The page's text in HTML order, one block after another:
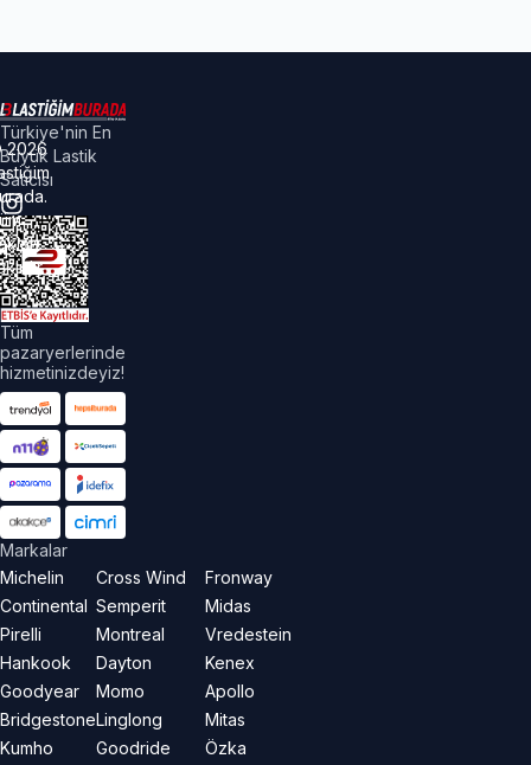
Türkiye'nin En
Büyük Lastik
Satıcısı
Tüm
pazaryerlerinde
hizmetinizdeyiz!
Markalar
Michelin
Continental
Pirelli
Hankook
Goodyear
Bridgestone
Kumho
Cross Wind
Semperit
Montreal
Dayton
Momo
Linglong
Goodride
Fronway
Midas
Vredestein
Kenex
Apollo
Mitas
Özka
2026